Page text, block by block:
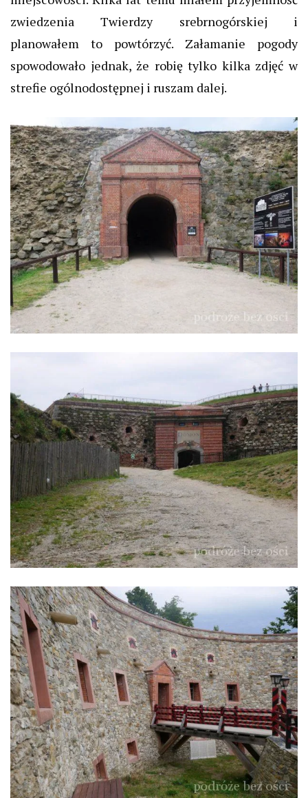
zwiedzenia Twierdzy srebrnogórskiej i
planowałem to powtórzyć. Załamanie pogody
spowodowało jednak, że robię tylko kilka zdjęć w
strefie ogólnodostępnej i ruszam dalej.